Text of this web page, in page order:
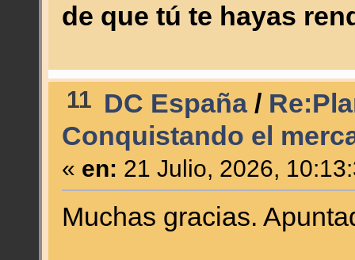
de que tú te hayas
11 DC España/
Conquistando el
« en: 21 Julio, 2026,
Muchas gracias.